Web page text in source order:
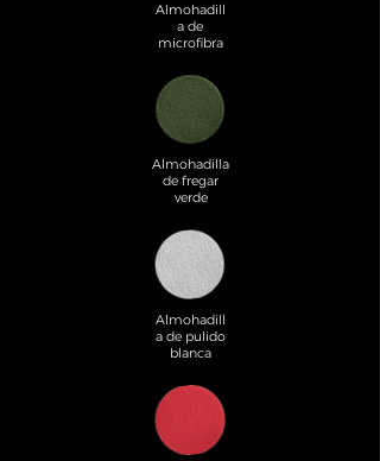
Almohadill
a de
microfibra
Almohadilla
de fregar
verde
Almohadill
a de pulido
blanca